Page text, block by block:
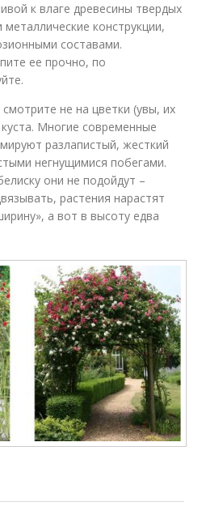
Арки по форме
Свадебная арка
Арки для вьющихся
растений
Арки в ландшафтном
дизайне
Садовая арка
к влаге древесины твердых
конструкции,
составами.
ее прочно, по
не на цветки (увы, их
Многие современные
разлапистый, жесткий
негнущимися побегами.
они не подойдут –
растения нарастят
а вот в высоту едва